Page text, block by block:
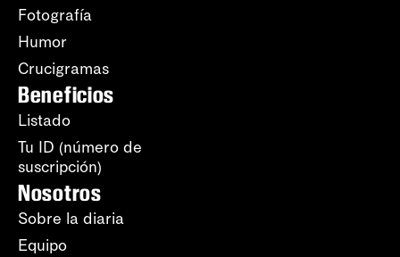
Fotografía
Humor
Crucigramas
Beneficios
Listado
Tu ID (número de
suscripción)
Nosotros
Sobre la diaria
Equipo